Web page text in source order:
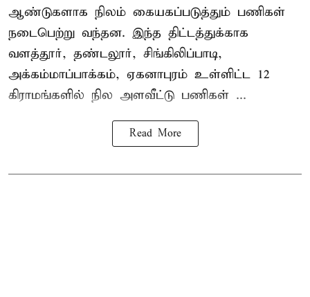
ஆண்டுகளாக நிலம் கையகப்படுத்தும் பணிகள்
நடைபெற்று வந்தன. இந்த திட்டத்துக்காக
வளத்தூர், தண்டலூர், சிங்கிலிப்பாடி,
அக்கம்மாப்பாக்கம், ஏகனாபுரம் உள்ளிட்ட 12
கிராமங்களில் நில அளவீட்டு பணிகள் ...
Read More